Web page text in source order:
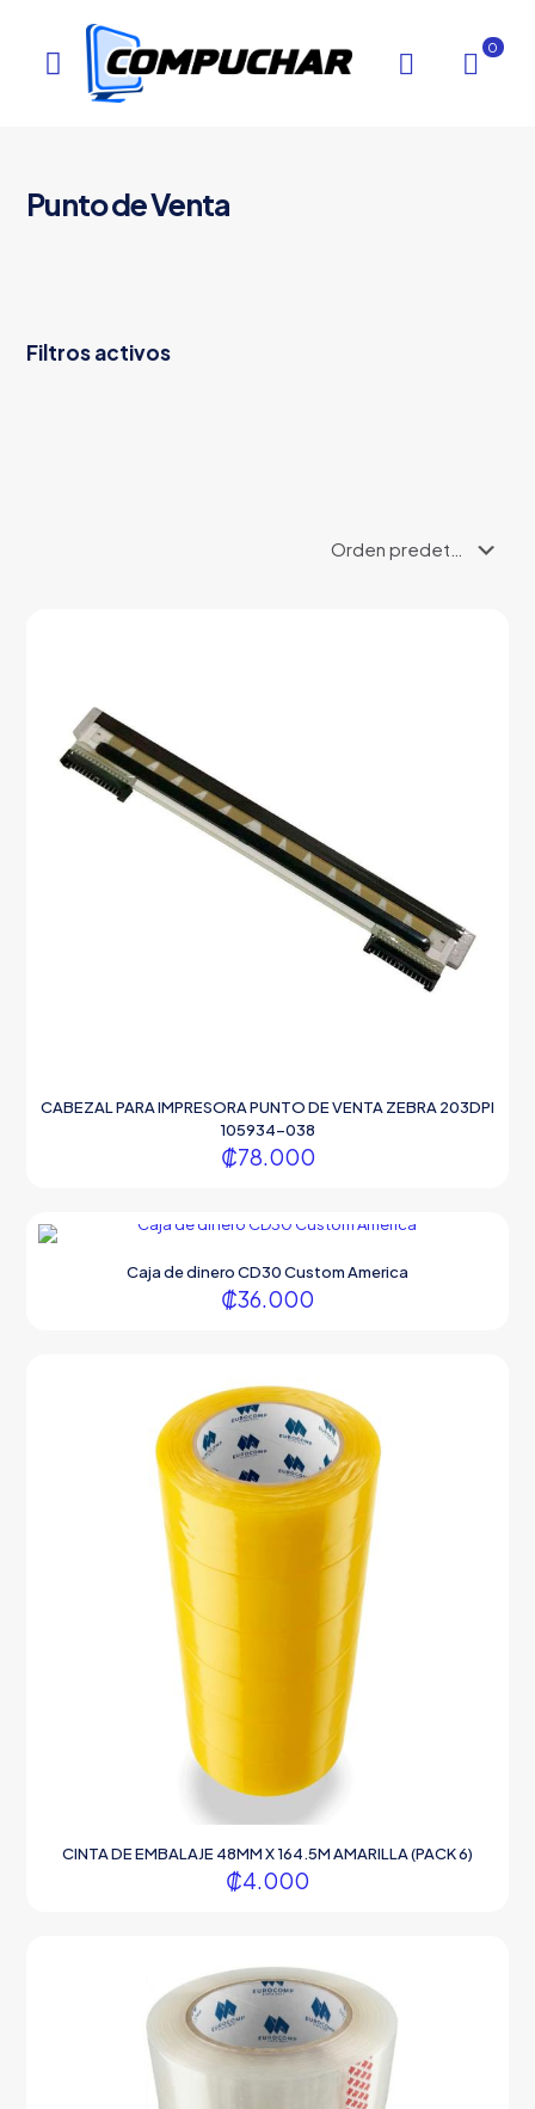
0
Punto de Venta
Filtros activos
CABEZAL PARA IMPRESORA PUNTO DE VENTA ZEBRA 203DPI
105934-038
₡78.000
Caja de dinero CD30 Custom America
₡36.000
CINTA DE EMBALAJE 48MM X 164.5M AMARILLA (PACK 6)
₡4.000